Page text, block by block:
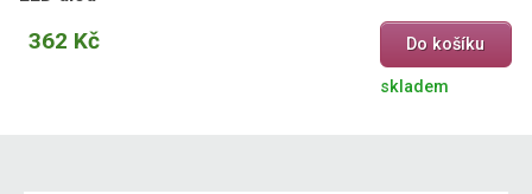
362 Kč Do košíku
skladem